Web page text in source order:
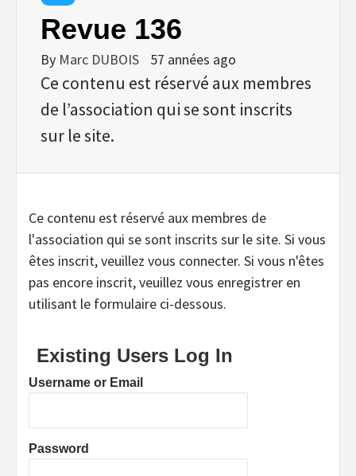
Revue 136
By Marc DUBOIS 57 années ago
Ce contenu est réservé aux membres
de l’association qui se sont inscrits
sur le site.
Ce contenu est réservé aux membres de
l'association qui se sont inscrits sur le site. Si vous
êtes inscrit, veuillez vous connecter. Si vous n'êtes
pas encore inscrit, veuillez vous enregistrer en
utilisant le formulaire ci-dessous.
Existing Users Log In
Username or Email
Password